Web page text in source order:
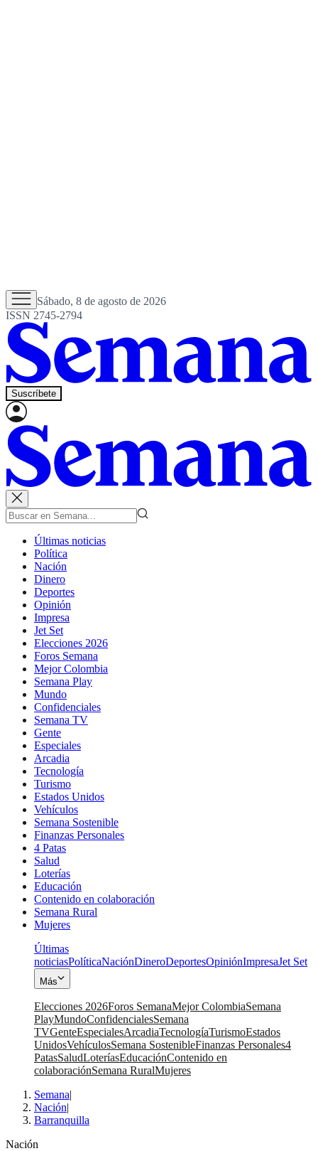
Sábado, 8 de agosto de 2026
ISSN 2745-2794
Suscríbete
Últimas noticias
Política
Nación
Dinero
Deportes
Opinión
Impresa
Jet Set
Elecciones 2026
Foros Semana
Mejor Colombia
Semana Play
Mundo
Confidenciales
Semana TV
Gente
Especiales
Arcadia
Tecnología
Turismo
Estados Unidos
Vehículos
Semana Sostenible
Finanzas Personales
4 Patas
Salud
Loterías
Educación
Contenido en colaboración
Semana Rural
Mujeres
Últimas
noticiasPolíticaNaciónDineroDeportesOpiniónImpresaJet Set
Más
Elecciones 2026Foros SemanaMejor ColombiaSemana
PlayMundoConfidencialesSemana
TVGenteEspecialesArcadiaTecnologíaTurismoEstados
UnidosVehículosSemana SostenibleFinanzas Personales4
PatasSaludLoteríasEducaciónContenido en
colaboraciónSemana RuralMujeres
Semana|
Nación|
Barranquilla
Nación